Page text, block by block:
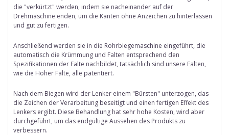
die "verkürtzt" werden, indem sie nacheinander auf der
Drehmaschine enden, um die Kanten ohne Anzeichen zu hinterlassen
und gut zu fertigen.
Anschließend werden sie in die Rohrbiegemaschine eingeführt, die
automatisch die Krümmung und Falten entsprechend den
Spezifikationen der Falte nachbildet, tatsächlich sind unsere Falten,
wie die Hoher Falte, alle patentiert.
Nach dem Biegen wird der Lenker einem "Bürsten" unterzogen, das
die Zeichen der Verarbeitung beseitigt und einen fertigen Effekt des
Lenkers ergibt. Diese Behandlung hat sehr hohe Kosten, wird aber
durchgeführt, um das endgültige Aussehen des Produkts zu
verbessern.